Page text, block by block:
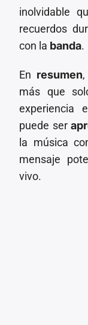
inolvidable
recuerdos
con la banda.
En resumen
más que
experiencia
puede ser
la música
mensaje
vivo.